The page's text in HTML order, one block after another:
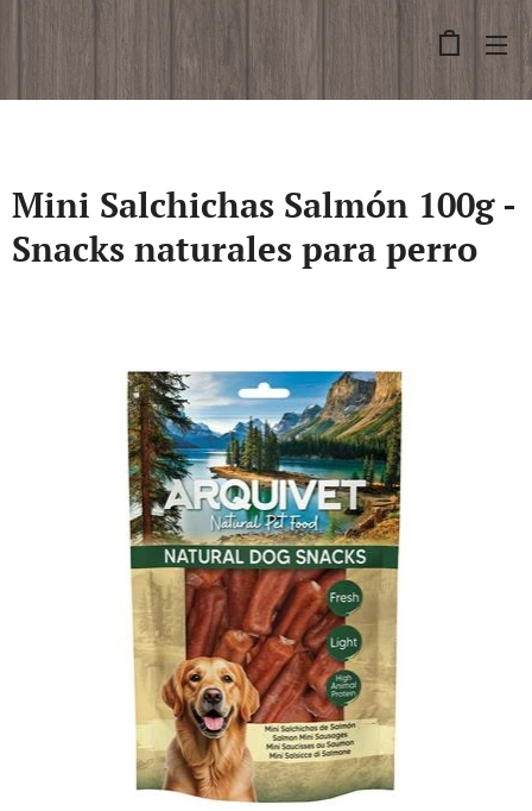
Mini Salchichas Salmón 100g -
Snacks naturales para perro